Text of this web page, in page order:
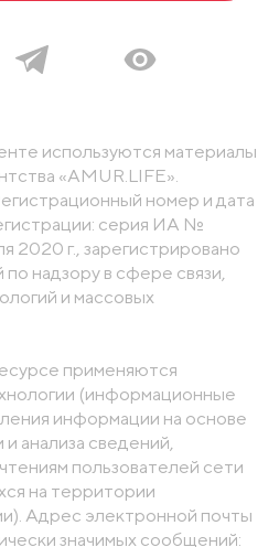
используются материалы
«AMUR.LIFE».
номер и дата
серия ИА №
г., зарегистрировано
надзору в сфере связи,
и массовых
применяются
(информационные
информации на основе
анализа сведений,
пользователей сети
на территории
Адрес электронной почты
значимых сообщений: